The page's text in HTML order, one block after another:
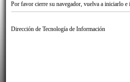
Por favor cierre su navegador, vuelva a iniciarlo e
Dirección de Tecnología de Información